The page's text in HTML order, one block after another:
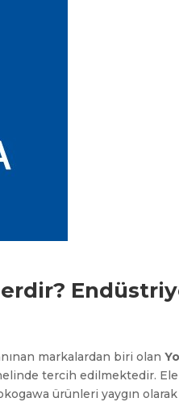
markalardan biri olan
tercih edilmektedir.
ürünleri yaygın olarak